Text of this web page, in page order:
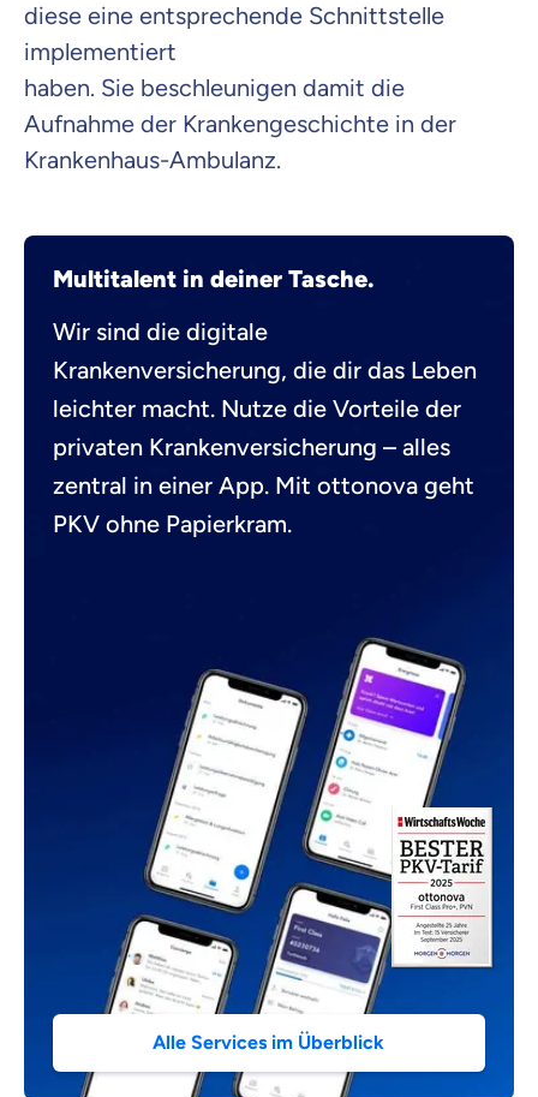
diese eine entsprechende Schnittstelle
implementiert
haben. Sie beschleunigen damit die
Aufnahme der Krankengeschichte in der
Krankenhaus-Ambulanz.
Multitalent in deiner Tasche.
Wir sind die digitale
Krankenversicherung, die dir das Leben
leichter macht. Nutze die Vorteile der
privaten Krankenversicherung – alles
zentral in einer App. Mit ottonova geht
PKV ohne Papierkram.
Alle Services im Überblick